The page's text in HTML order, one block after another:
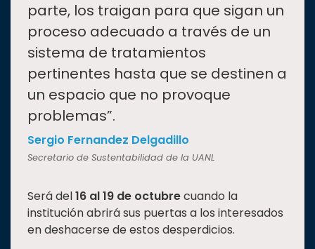
parte, los traigan para que sigan un
proceso adecuado a través de un
sistema de tratamientos
pertinentes hasta que se destinen a
un espacio que no provoque
problemas”.
Sergio Fernandez Delgadillo
Secretario de Sustentabilidad de la UANL
Será del16 al 19 de octubrecuando la
institución abrirá sus puertas a los interesados
en deshacerse de estos desperdicios.